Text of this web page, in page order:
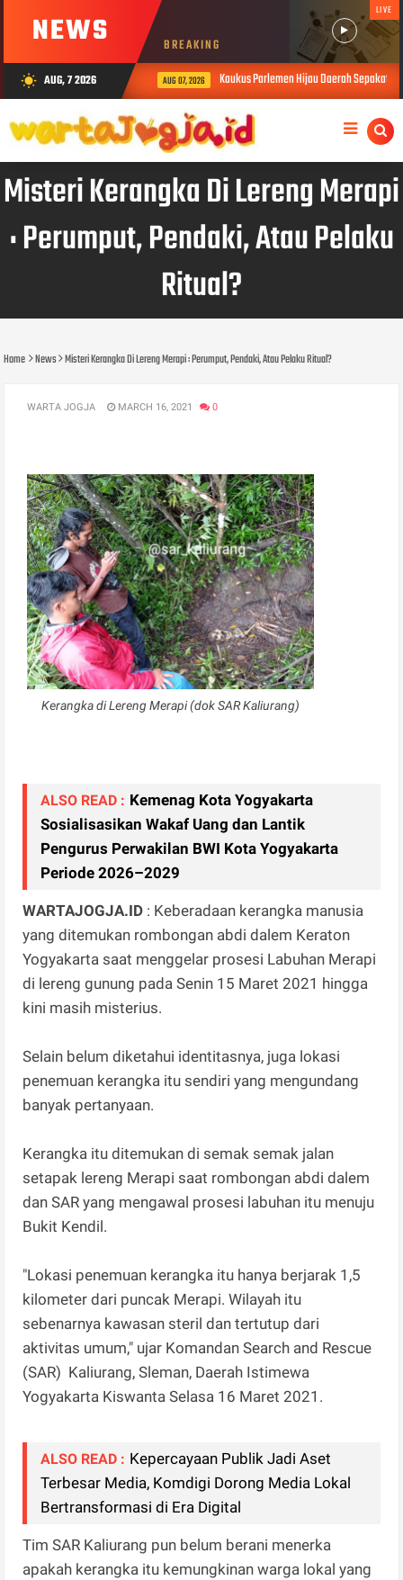
NEWS BREAKING
LIVE
wb_sunny AUG, 7 2026 AUG 07, 2026 Kaukus Parlemen Hijau Daerah Sepakati
Misteri Kerangka Di Lereng Merapi
: Perumput, Pendaki, Atau Pelaku
Ritual?
Home News Misteri Kerangka Di Lereng Merapi : Perumput, Pendaki, Atau Pelaku Ritual?
WARTA JOGJA MARCH 16, 2021 0
Kerangka di Lereng Merapi (dok SAR Kaliurang)
ALSO READ : Kemenag Kota Yogyakarta
Sosialisasikan Wakaf Uang dan Lantik
Pengurus Perwakilan BWI Kota Yogyakarta
Periode 2026–2029
WARTAJOGJA.ID : Keberadaan kerangka manusia
yang ditemukan rombongan abdi dalem Keraton
Yogyakarta saat menggelar prosesi Labuhan Merapi
di lereng gunung pada Senin 15 Maret 2021 hingga
kini masih misterius.
Selain belum diketahui identitasnya, juga lokasi
penemuan kerangka itu sendiri yang mengundang
banyak pertanyaan.
Kerangka itu ditemukan di semak semak jalan
setapak lereng Merapi saat rombongan abdi dalem
dan SAR yang mengawal prosesi labuhan itu menuju
Bukit Kendil.
"Lokasi penemuan kerangka itu hanya berjarak 1,5
kilometer dari puncak Merapi. Wilayah itu
sebenarnya kawasan steril dan tertutup dari
aktivitas umum," ujar Komandan Search and Rescue
(SAR) Kaliurang, Sleman, Daerah Istimewa
Yogyakarta Kiswanta Selasa 16 Maret 2021.
ALSO READ : Kepercayaan Publik Jadi Aset
Terbesar Media, Komdigi Dorong Media Lokal
Bertransformasi di Era Digital
Tim SAR Kaliurang pun belum berani menerka
apakah kerangka itu kemungkinan warga lokal yang